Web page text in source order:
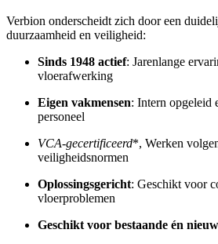
Verbion onderscheidt zich door een
duurzaamheid en veiligheid:
Sinds 1948 actief: Jarenlange
vloerafwerking
Eigen vakmensen: Intern opgeleid
personeel
VCA-gecertificeerd*, Werken
veiligheidsnormen
Oplossingsgericht: Geschikt voor
vloerproblemen
Geschikt voor bestaande én